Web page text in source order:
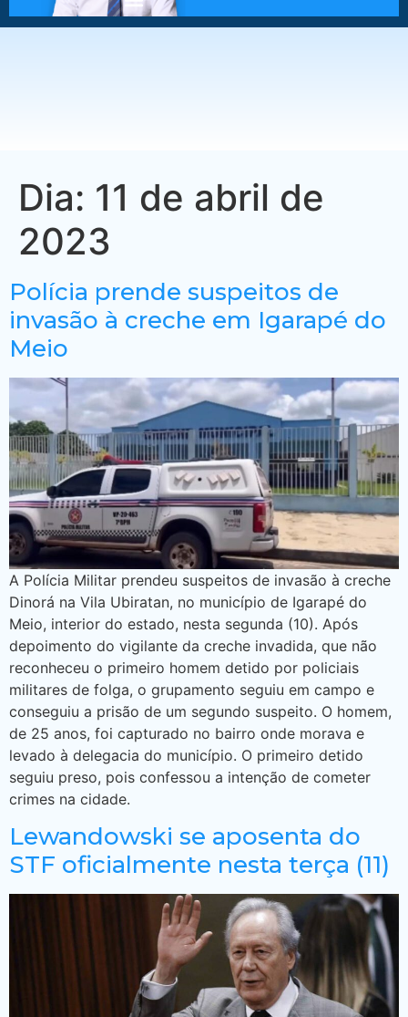
Dia: 11 de abril de
2023
Polícia prende suspeitos de
invasão à creche em Igarapé do
Meio
A Polícia Militar prendeu suspeitos de invasão à creche
Dinorá na Vila Ubiratan, no município de Igarapé do
Meio, interior do estado, nesta segunda (10). Após
depoimento do vigilante da creche invadida, que não
reconheceu o primeiro homem detido por policiais
militares de folga, o grupamento seguiu em campo e
conseguiu a prisão de um segundo suspeito. O homem,
de 25 anos, foi capturado no bairro onde morava e
levado à delegacia do município. O primeiro detido
seguiu preso, pois confessou a intenção de cometer
crimes na cidade.
Lewandowski se aposenta do
STF oficialmente nesta terça (11)